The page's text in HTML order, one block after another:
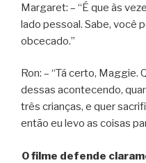
Margaret: – “É que às
lado pessoal. Sabe, você
obcecado.”
Ron: – “Tá certo,
dessas acontecendo,
três crianças, e quer
então eu levo as coisas
O filme defende